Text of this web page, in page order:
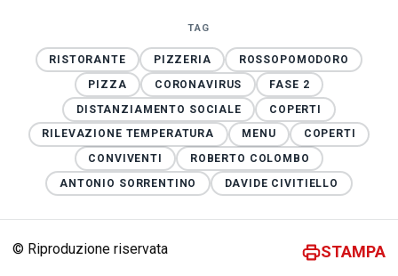
TAG
RISTORANTE PIZZERIA
ROSSOPOMODORO
PIZZA
CORONAVIRUS
FASE 2
DISTANZIAMENTO SOCIALE
COPERTI
RILEVAZIONE TEMPERATURA
MENU
COPERTI
CONVIVENTI
ROBERTO COLOMBO
ANTONIO SORRENTINO
DAVIDE CIVITIELLO
© Riproduzione riservata STAMPA